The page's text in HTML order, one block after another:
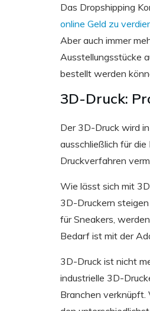
Das Dropshipping
online Geld zu
Aber auch immer
Ausstellungsstücke
bestellt werden
3D-Druck:
Der 3D-Druck wird
ausschließlich für
Druckverfahren
Wie lässt sich mit
3D-Druckern
für Sneakers,
Bedarf ist mit der
3D-Druck ist nicht
industrielle 3D-
Branchen verknüpft.